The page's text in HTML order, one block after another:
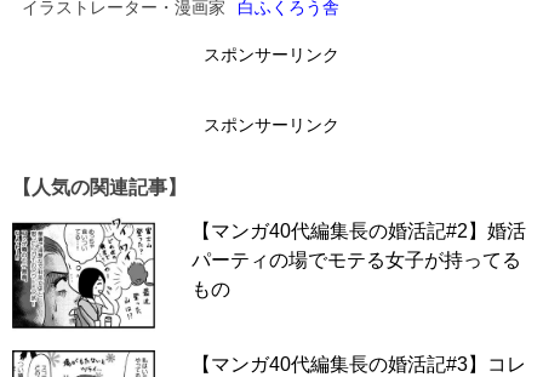
イラストレーター・漫画家 白ふくろう舎
スポンサーリンク
スポンサーリンク
【人気の関連記事】
【マンガ40代編集長の婚活記#2】婚活
パーティの場でモテる女子が持ってる
もの
【マンガ40代編集長の婚活記#3】コレ